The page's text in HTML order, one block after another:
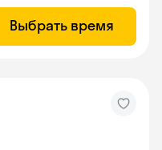
Выбрать время